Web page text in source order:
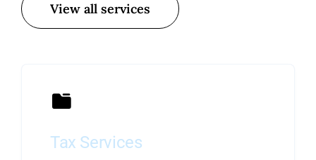
View all services
Tax Services